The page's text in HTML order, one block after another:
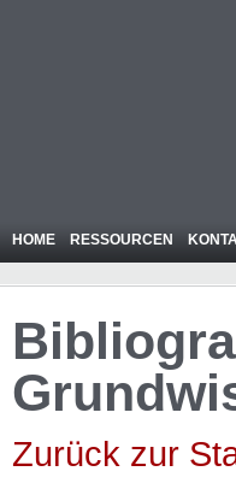
HOME RESSOURCEN
Zurück zur